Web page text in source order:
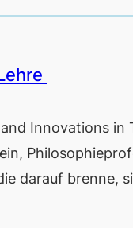
Innovations in
darauf brenne,